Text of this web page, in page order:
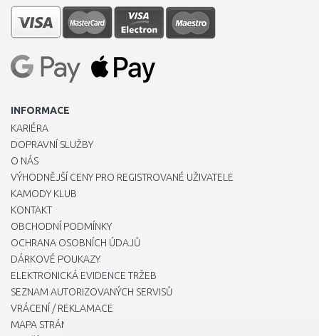
INFORMACE
KARIÉRA
DOPRAVNÍ SLUŽBY
O NÁS
VÝHODNĚJŠÍ CENY PRO REGISTROVANÉ UŽIVATELE
KAMODY KLUB
KONTAKT
OBCHODNÍ PODMÍNKY
OCHRANA OSOBNÍCH ÚDAJŮ
DÁRKOVÉ POUKAZY
ELEKTRONICKÁ EVIDENCE TRŽEB
SEZNAM AUTORIZOVANÝCH SERVISŮ
VRÁCENÍ / REKLAMACE
MAPA STRÁNKY